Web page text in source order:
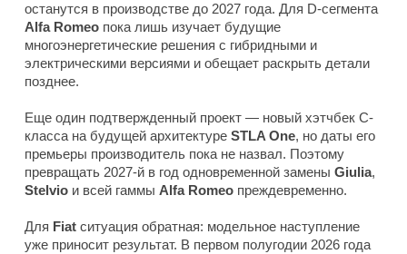
останутся в производстве до 2027 года. Для D-сегмента
Alfa Romeo пока лишь изучает будущие
многоэнергетические решения с гибридными и
электрическими версиями и обещает раскрыть детали
позднее.
Еще один подтвержденный проект — новый хэтчбек C-
класса на будущей архитектуре STLA One, но даты его
премьеры производитель пока не назвал. Поэтому
превращать 2027-й в год одновременной замены Giulia,
Stelvio и всей гаммы Alfa Romeo преждевременно.
Для Fiat ситуация обратная: модельное наступление
уже приносит результат. В первом полугодии 2026 года